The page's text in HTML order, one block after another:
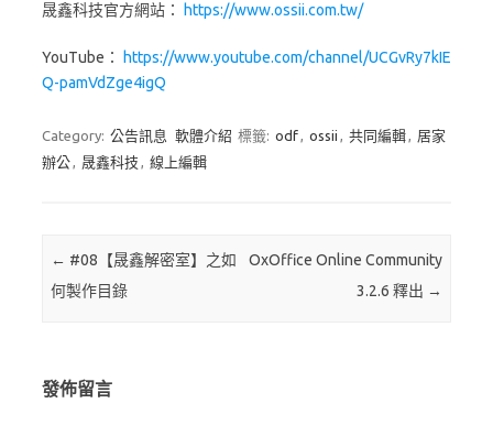
晟鑫科技官方網站： https://www.ossii.com.tw/
YouTube：
https://www.youtube.com/channel/UCGvRy7kIE
Q-pamVdZge4igQ
Category: 公告訊息 軟體介紹 標籤: odf, ossii , 共同編輯, 居家
辦公, 晟鑫科技 , 線上編輯
Post navigation
← #08【晟鑫解密室】之如
何製作目錄
OxOffice Online Community
3.2.6 釋出 →
發佈留言